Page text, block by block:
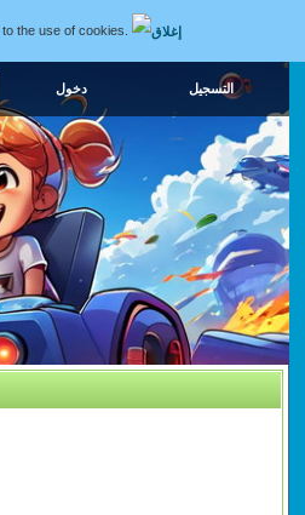
the use of cookies.
التسجيل